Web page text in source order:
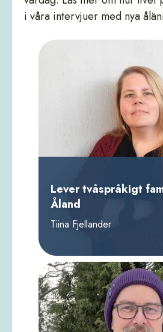
i våra intervjuer med nya
Lever tvåspråkigt
Åland
Tiina Fjellander